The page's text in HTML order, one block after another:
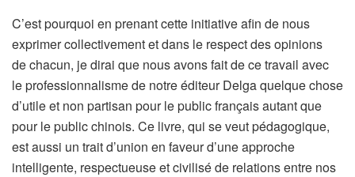
C’est pourquoi en prenant cette initiative afin de nous
exprimer collectivement et dans le respect des opinions
de chacun, je dirai que nous avons fait de ce travail avec
le professionnalisme de notre éditeur Delga quelque chose
d’utile et non partisan pour le public français autant que
pour le public chinois. Ce livre, qui se veut pédagogique,
est aussi un trait d’union en faveur d’une approche
intelligente, respectueuse et civilisé de relations entre nos